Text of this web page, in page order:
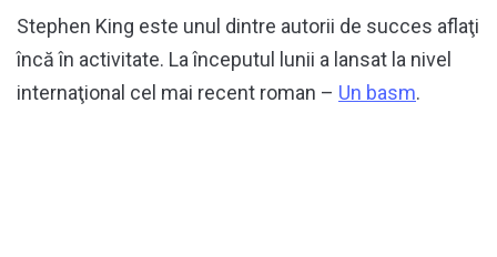
Stephen King este unul dintre autorii de succes aflaţi
încă în activitate. La începutul lunii a lansat la nivel
internaţional cel mai recent roman – Un basm.